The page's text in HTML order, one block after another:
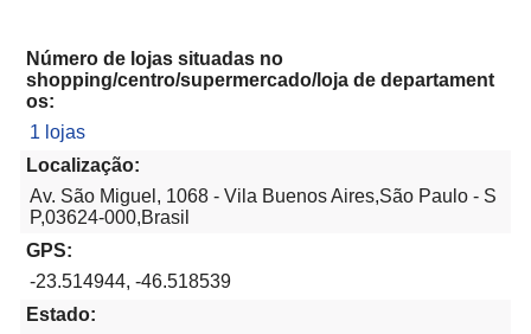
Número de lojas situadas no
shopping/centro/supermercado/loja de departament
os:
1 lojas
Localização:
Av. São Miguel, 1068 - Vila Buenos Aires,São Paulo - S
P,03624-000,Brasil
GPS:
-23.514944, -46.518539
Estado: